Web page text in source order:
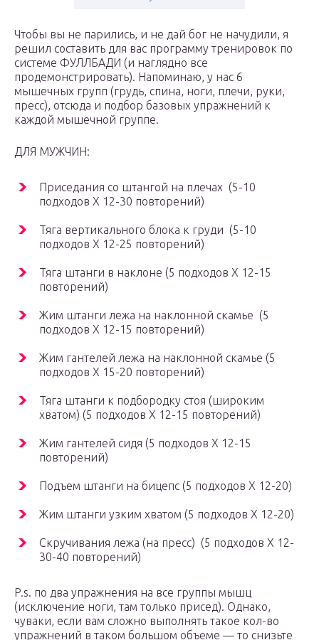
Чтобы вы не парились, и не дай бог не начудили, я
решил составить для вас программу тренировок по
системе ФУЛЛБАДИ (и наглядно все
продемонстрировать). Напоминаю, у нас 6
мышечных групп (грудь, спина, ноги, плечи, руки,
пресс), отсюда и подбор базовых упражнений к
каждой мышечной группе.
ДЛЯ МУЖЧИН:
Приседания со штангой на плечах (5-10
подходов Х 12-30 повторений)
Тяга вертикального блока к груди (5-10
подходов Х 12-25 повторений)
Тяга штанги в наклоне (5 подходов Х 12-15
повторений)
Жим штанги лежа на наклонной скамье (5
подходов Х 12-15 повторений)
Жим гантелей лежа на наклонной скамье (5
подходов Х 15-20 повторений)
Тяга штанги к подбородку стоя (широким
хватом) (5 подходов Х 12-15 повторений)
Жим гантелей сидя (5 подходов Х 12-15
повторений)
Подъем штанги на бицепс (5 подходов Х 12-20)
Жим штанги узким хватом (5 подходов Х 12-20)
Скручивания лежа (на пресс) (5 подходов Х 12-
30-40 повторений)
P.s. по два упражнения на все группы мышц
(исключение ноги, там только присед). Однако,
чуваки, если вам сложно выполнять такое кол-во
упражнений в таком большом объеме — то снизьте